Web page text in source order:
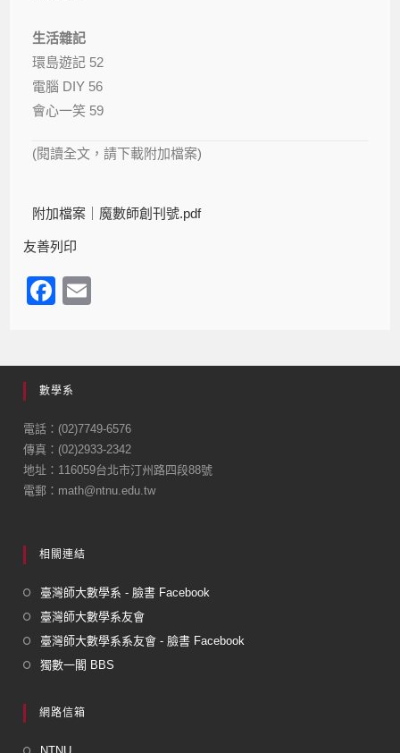
生活雜記
環島遊記 52
電腦 DIY 56
會心一笑 59
(閱讀全文，請下載附加檔案)
附加檔案｜ 魔數師創刊號.pdf
友善列印
F
e
b
o
o
k
數學系
電話：(02)7749-6576
傳真：(02)2933-2342
地址：116059台北市汀州路四段88號
電郵：math@ntnu.edu.tw
相關連結
臺灣師大數學系 - 臉書 Facebook
臺灣師大數學系友會
臺灣師大數學系系友會 - 臉書 Facebook
獨數一閣 BBS
網路信箱